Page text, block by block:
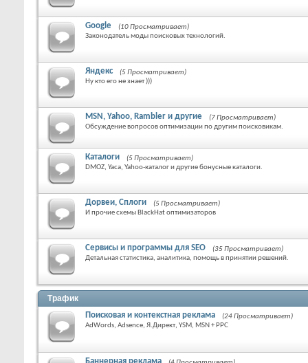
Google
(10 Просматривает)
Законодатель моды поисковых технологий.
Яндекс
(5 Просматривает)
Ну кто его не знает )))
MSN, Yahoo, Rambler и другие
(7 Просматривает)
Обсуждение вопросов оптимизации по другим поисковикам.
Каталоги
(5 Просматривает)
DMOZ, Yaca, Yahoo-каталог и другие бонусные каталоги.
Дорвеи, Сплоги
(5 Просматривает)
И прочие схемы BlackHat оптимизаторов
Сервисы и программы для SEO
(35 Просматривает)
Детальная статистика, аналитика, помощь в принятии решений.
Трафик
Поисковая и контекстная реклама
(24 Просматривает)
AdWords, Adsence, Я.Директ, YSM, MSN + PPC
Баннерная реклама